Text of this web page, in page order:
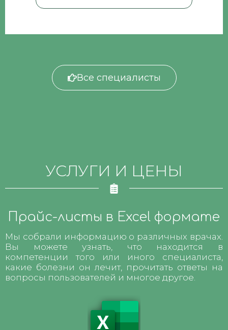
Все специалисты
УСЛУГИ И ЦЕНЫ
Прайс-листы в Excel формате
Мы собрали информацию о различных врачах.
Вы можете узнать, что находится в
компетенции того или иного специалиста,
какие болезни он лечит, прочитать ответы на
вопросы пользователей и многое другое.